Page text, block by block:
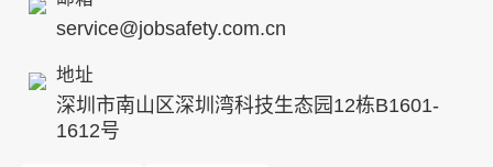
service@jobsafety.com.cn
地址
深圳市南山区深圳湾科技生态园12栋B1601-
1612号
招贤纳士
ESG
8S安全服务联盟